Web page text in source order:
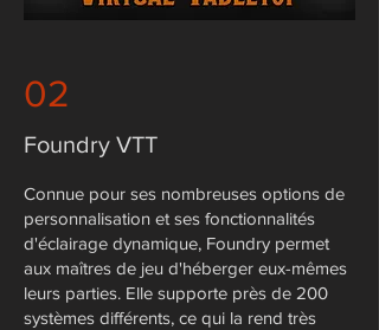
02
Foundry VTT
Connue pour ses nombreuses options de
personnalisation et ses fonctionnalités
d'éclairage dynamique, Foundry permet
aux maîtres de jeu d'héberger eux-mêmes
leurs parties. Elle supporte près de 200
systèmes différents, ce qui la rend très